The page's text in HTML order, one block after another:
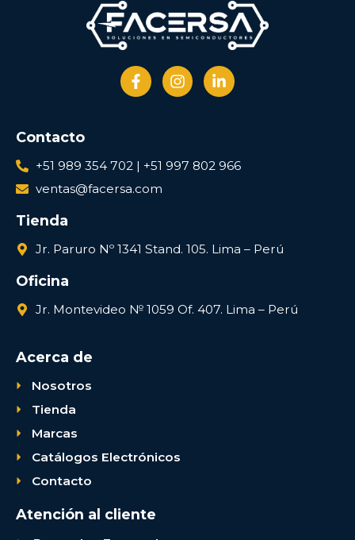
Contacto
+51 989 354 702 | +51 997 802 966
ventas@facersa.com
Tienda
Jr. Paruro Nº 1341 Stand. 105. Lima – Perú
Oficina
Jr. Montevideo № 1059 Of. 407. Lima – Perú
Acerca de
Nosotros
Tienda
Marcas
Catálogos Electrónicos
Contacto
Atención al cliente